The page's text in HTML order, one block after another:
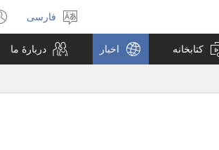
انتخاب
فارسی
کتابخانه اخبار دربارهٔ ما